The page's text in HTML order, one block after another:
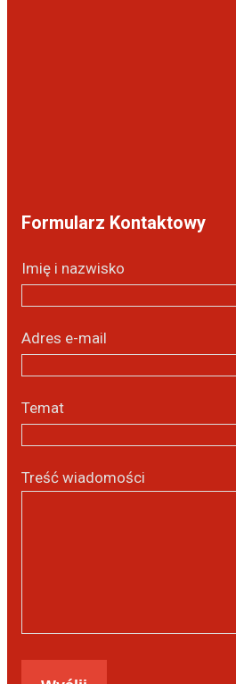
Formularz Kontaktowy
Imię i nazwisko
Adres e-mail
Temat
Treść wiadomości